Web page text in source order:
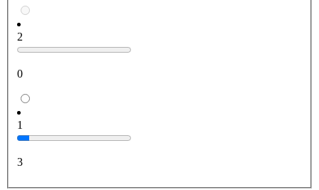
2
0
1
3